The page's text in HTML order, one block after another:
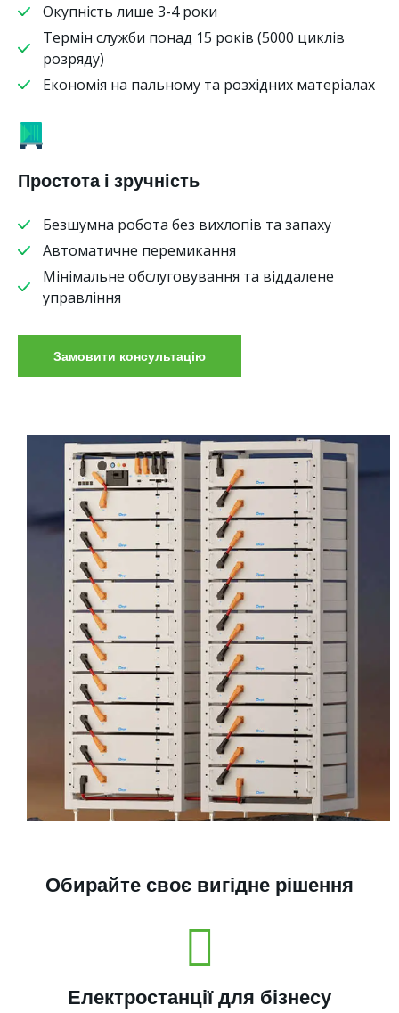
Окупність лише 3-4 роки
Термін служби понад 15 років (5000 циклів
розряду)
Економія на пальному та розхідних матеріалах
Простота і зручність
Безшумна робота без вихлопів та запаху
Автоматичне перемикання
Мінімальне обслуговування та віддалене
управління
Замовити консультацію
Обирайте своє вигідне рішення
Електростанції для бізнесу